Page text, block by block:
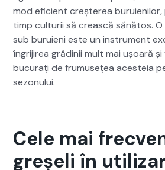
mod efi­cient creșterea buruie­nilor,
timp cul­turii să crească sănă­tos.
sub buruieni este un instru­ment
îngri­jirea gră­dinii mult mai ușoară
bucu­rați de fru­musețea aces­teia
sezonu­lui.
Cele mai
greșeli în